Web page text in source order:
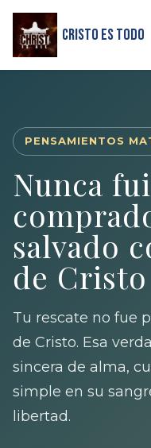
Cristo Es Todo
PENSAMIENTOS
Nunca
salvado
de Cristo
Tu rescate no fue
de Cristo. Esa
sincera de alma,
simple en su
libertad.